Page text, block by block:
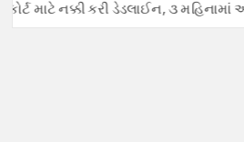
નક્કી કરી ડેડલાઈન, ૩ મહિનામાં આપવો